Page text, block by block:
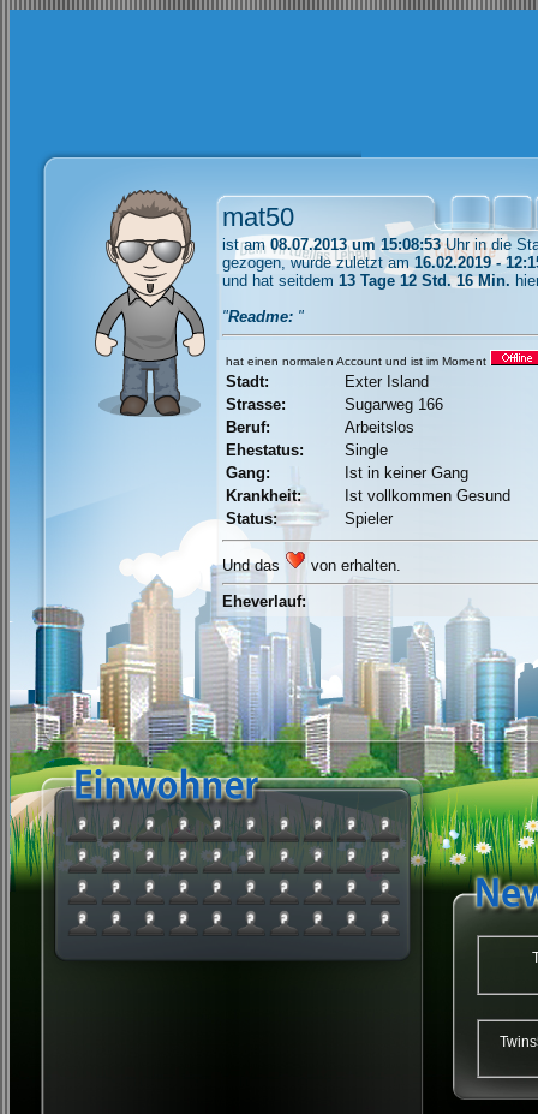
mat50
ist am 08.07.2013 um 15:08:53Uhr in die
gezogen, wurde zuletzt am 16.02.2019 -
und hat seitdem 13 Tage 12 Std. 16 Min.
"Readme: "
hat einen normalen Account und ist im Moment
Stadt:
Exter Island
Strasse:
Sugarweg 166
Beruf:
Arbeitslos
Ehestatus:
Single
Gang:
Ist in keiner Gang
Krankheit:
Ist vollkommen Gesund
Status:
Spieler
Und das von erhalten.
Eheverlauf:
Twins59 :